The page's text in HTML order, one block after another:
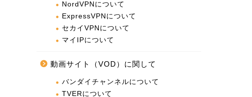
NordVPNについて
ExpressVPNについて
セカイVPNについて
マイIPについて
動画サイト（VOD）に関して
バンダイチャンネルについて
TVERについて